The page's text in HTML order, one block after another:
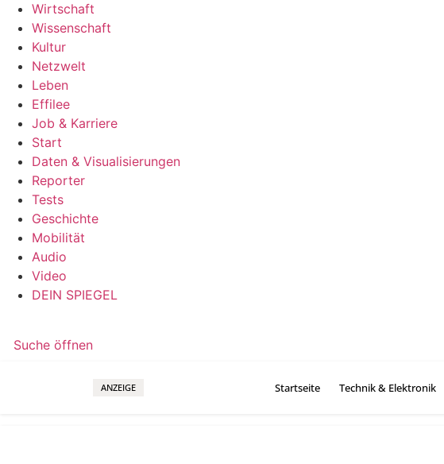
Wirtschaft
Wissenschaft
Kultur
Netzwelt
Leben
Effilee
Job & Karriere
Start
Daten & Visualisierungen
Reporter
Tests
Geschichte
Mobilität
Audio
Video
DEIN SPIEGEL
Suche öffnen
Startseite Technik & Elektronik
ANZEIGE